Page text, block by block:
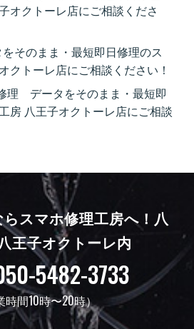
オクトーレ店にご相談くださ
そのまま・最短即日修理のス
クトーレ店にご相談ください！
理 データをそのまま・最短即
房 八王子オクトーレ店にご相談
スマホ修理工房へ！ 八
王子オクトーレ内
5482-3733
時間10時〜20時）